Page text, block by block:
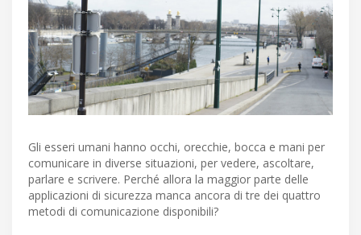
Gli esseri umani hanno occhi, orecchie, bocca e mani per
comunicare in diverse situazioni, per vedere, ascoltare,
parlare e scrivere. Perché allora la maggior parte delle
applicazioni di sicurezza manca ancora di tre dei quattro
metodi di comunicazione disponibili?